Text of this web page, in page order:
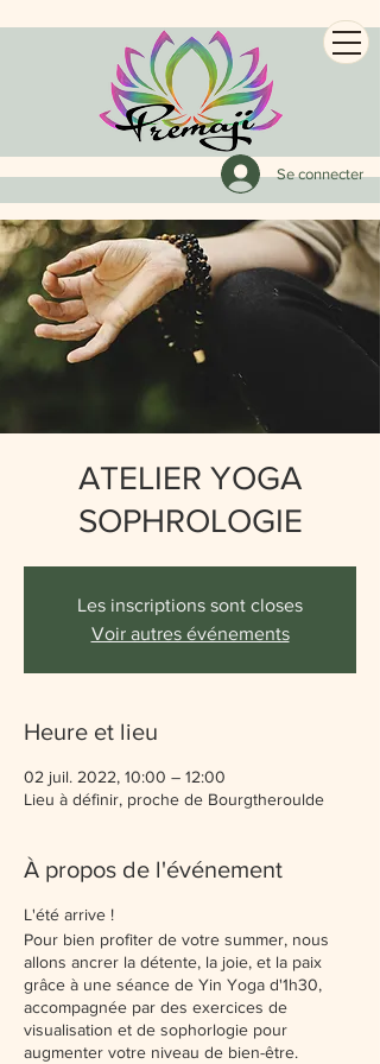
Se connecter
ATELIER YOGA
SOPHROLOGIE
Les inscriptions sont closes
Voir autres événements
Heure et lieu
02 juil. 2022, 10:00 – 12:00
Lieu à définir, proche de Bourgtheroulde
À propos de l'événement
L'été arrive !
Pour bien profiter de votre summer, nous
allons ancrer la détente, la joie, et la paix
grâce à une séance de Yin Yoga d'1h30,
accompagnée par des exercices de
visualisation et de sophorlogie pour
augmenter votre niveau de bien-être.